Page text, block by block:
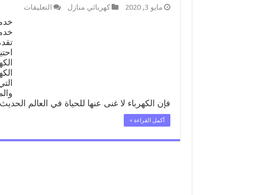
مايو 3, 2020 كهربائي منازل التعليقات
كهربائي
الشويخ
السكنية
افضل
معلم
كهربائي
منازل
الشويخ
السكنيةفإن الكهرباء لا غنى عنها للحياة في العالم
أكمل القراءة »